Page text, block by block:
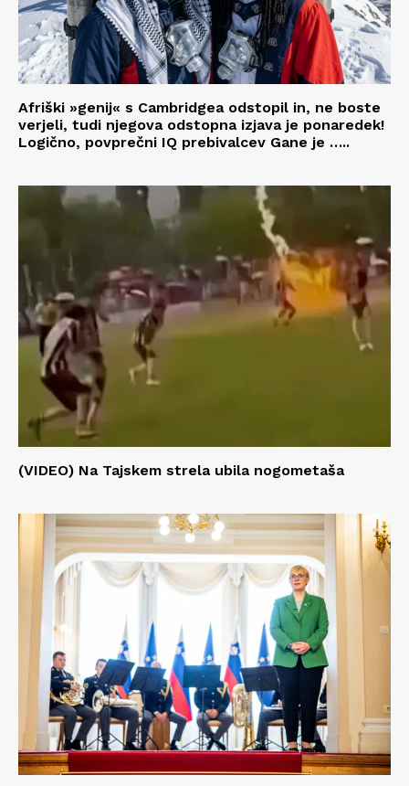
Afriški »genij« s Cambridgea odstopil in, ne boste
verjeli, tudi njegova odstopna izjava je ponaredek!
Logično, povprečni IQ prebivalcev Gane je …..
(VIDEO) Na Tajskem strela ubila nogometaša